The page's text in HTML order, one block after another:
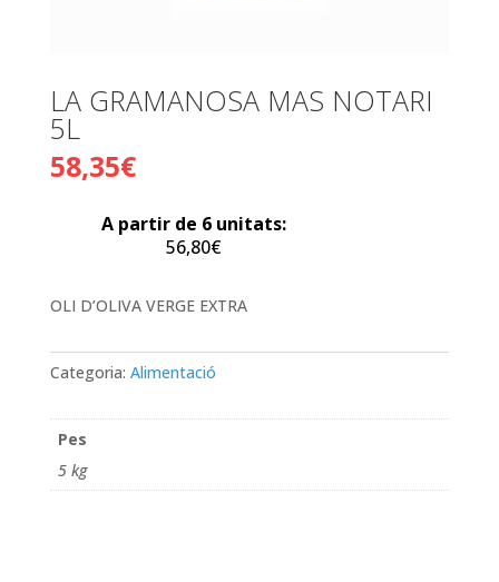
LA GRAMANOSA MAS NOTARI
5L
58,35€
A partir de 6 unitats:
56,80€
OLI D’OLIVA VERGE EXTRA
Categoria: Alimentació
Pes
5 kg